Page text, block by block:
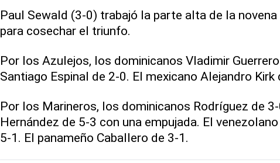
Paul Sewald (3-0) trabajó la parte alta de la
para cosechar el triunfo.
Por los Azulejos, los dominicanos Vladimir
Santiago Espinal de 2-0. El mexicano Alejandro Kirk
Por los Marineros, los dominicanos Rodríguez de
Hernández de 5-3 con una empujada. El
5-1. El panameño Caballero de 3-1.